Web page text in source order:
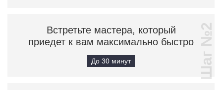
Встретьте мастера, который
приедет к вам максимально быстро
До 30 минут Шаг №2